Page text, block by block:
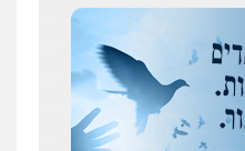
ודחיקת אזכורים
מקצועיים לעורכי דין
עורכות ועורכי